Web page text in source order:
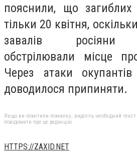
пояснили, що загиблих
тільки 20 квітня,
завалів росіяни
обстрілювали місце
Через атаки окупантів
доводилося припиняти.
Якщо ви помітили помилку, виділіть необхідний
повідомити про це редакцію
HTTPS://ZAXID.NET